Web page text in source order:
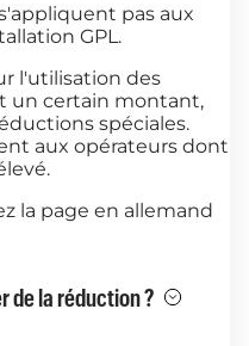
pas aux
GPL.
l'utilisation des
un certain montant,
spéciales.
aux opérateurs dont
la page en allemand
de la réduction ?